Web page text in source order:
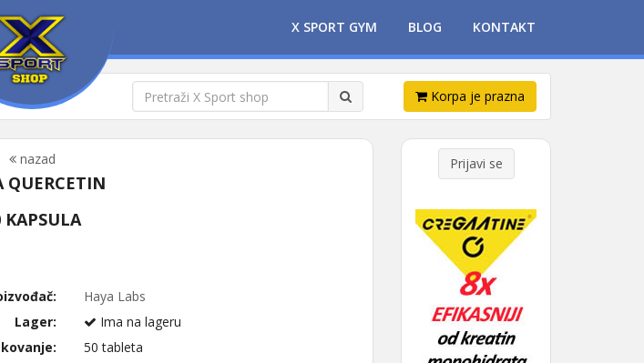
X SPORT GYM BLOG KONTAKT
Korpa je prazna
nazad
QUERCETIN
KAPSULA
Haya Labs
Lager:
Ima na lageru
50 tableta
Prijavi se